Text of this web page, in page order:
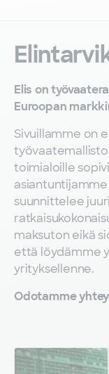
Elis on
Euroopan
Sivuillamme on
toimialoille
suunnittelee
maksuton eikä
että löydämme
yrityksellenne.
Odotamme